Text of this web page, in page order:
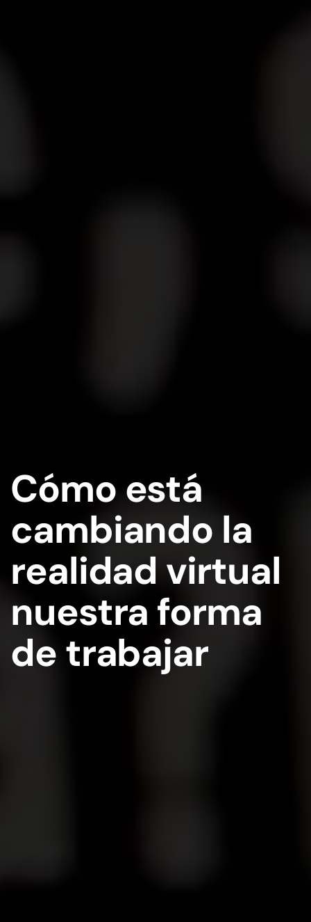
Cómo está
cambiando la
realidad virtual
nuestra forma
de trabajar